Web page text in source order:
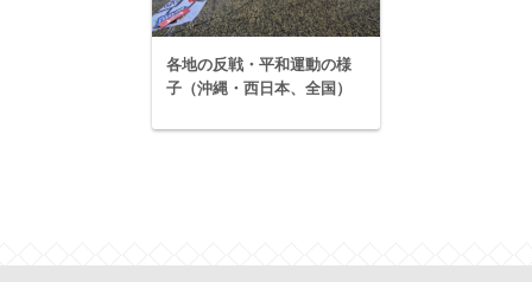
各地の反戦・平和運動の様
子（沖縄・西日本、全国）